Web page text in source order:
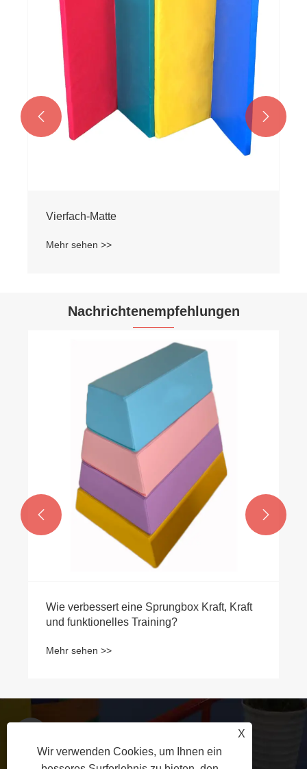
Vierfach-Matte
Mehr sehen >>
 
Nachrichtenempfehlungen
Wie verbessert eine Sprungbox Kraft, Kraft
und funktionelles Training?
Mehr sehen >>
 
X
Wir verwenden Cookies, um Ihnen ein